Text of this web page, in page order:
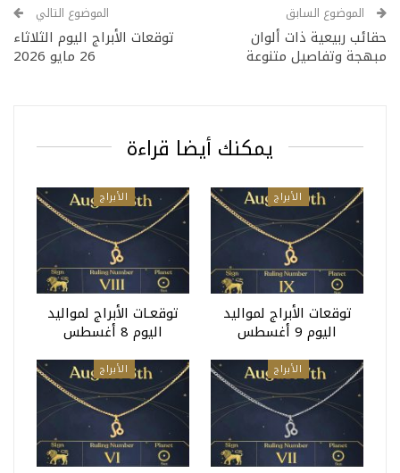
الموضوع السابق
حقائب ربيعية ذات ألوان
مبهجة وتفاصيل متنوعة
الموضوع التالي
توقعات الأبراج اليوم الثلاثاء
26 مايو 2026
يمكنك أيضا قراءة
الأبراج
توقعات الأبراج لمواليد
اليوم 9 أغسطس
الأبراج
توقعـات الأبراج لمواليد
اليوم 8 أغسطس
الأبراج الأبراج